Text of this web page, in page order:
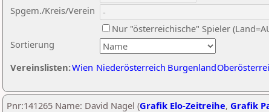
Sortierung
Spgem./Kreis/Verein
Nur "österreichische" Spieler
Vereinslisten:Wien Niederösterreich Burgenland
Pnr:141265 Name: David Nagel (Grafik Elo-Zeitreihe, Grafik